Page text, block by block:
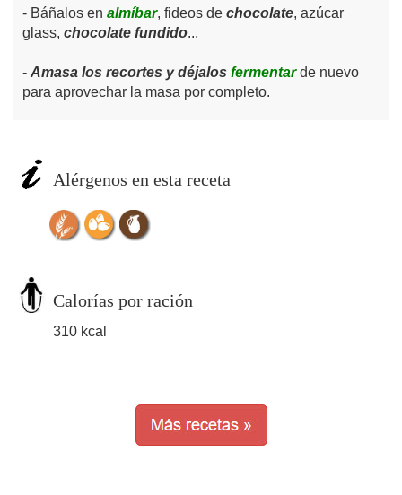
Báñalos en almíbar, fideos de chocolate, azúcar
glass, chocolate fundido...
Amasa los recortes y déjalos fermentarde nuevo
para aprovechar la masa por completo.
Alérgenos en esta receta
Calorías por ración
310 kcal